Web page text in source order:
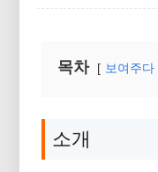
목차 보여주다
소개